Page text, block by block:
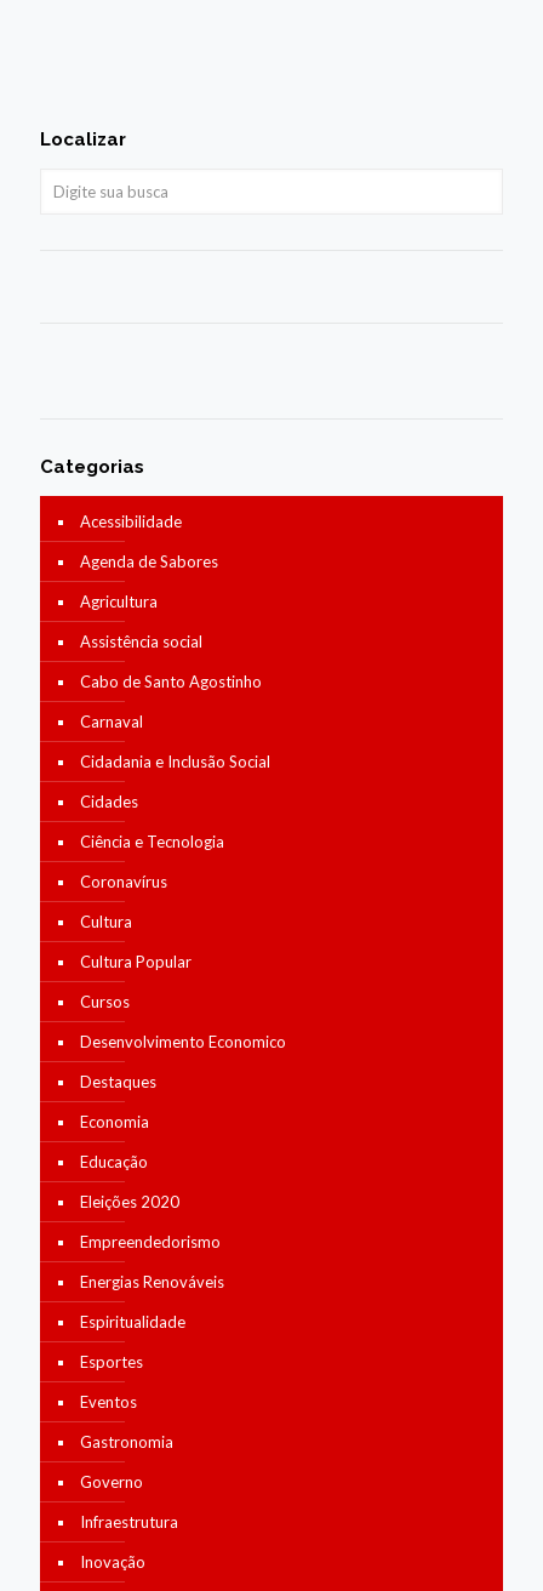
Localizar
Categorias
Acessibilidade
Agenda de Sabores
Agricultura
Assistência social
Cabo de Santo Agostinho
Carnaval
Cidadania e Inclusão Social
Cidades
Ciência e Tecnologia
Coronavírus
Cultura
Cultura Popular
Cursos
Desenvolvimento Economico
Destaques
Economia
Educação
Eleições 2020
Empreendedorismo
Energias Renováveis
Espiritualidade
Esportes
Eventos
Gastronomia
Governo
Infraestrutura
Inovação